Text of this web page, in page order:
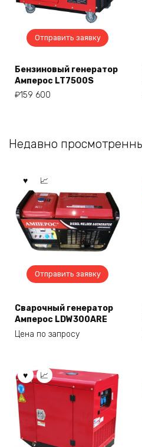
Отправить заявку
Бензиновый генератор
Амперос LT7500S
₽159 600
Недавно
Отправить заявку
Сварочный генератор
Амперос LDW300ARE
Цена по запросу